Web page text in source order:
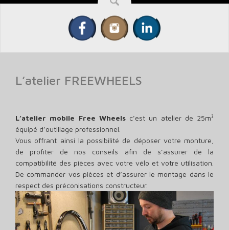
L’atelier FREEWHEELS
L’atelier mobile Free Wheelsc’est un atelier de 25m²
équipé d’outillage professionnel.
Vous offrant ainsi la possibilité de déposer votre monture,
de profiter de nos conseils afin de s’assurer de la
compatibilité des pièces avec votre vélo et votre utilisation.
De commander vos pièces et d’assurer le montage dans le
respect des préconisations constructeur.